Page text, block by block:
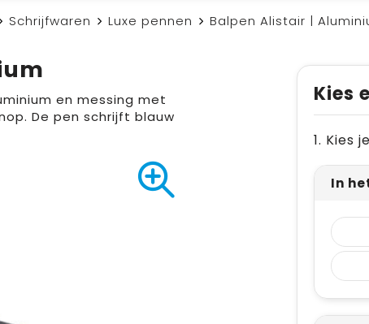
Schrijfwaren Luxe pennen Balpen Alistair |
en messing met
De pen schrijft blauw
Kies
1. Kies
In